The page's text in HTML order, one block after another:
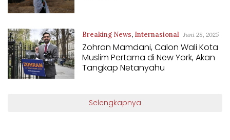
Breaking News, Internasional Juni 28, 2025
Zohran Mamdani, Calon Wali Kota
Muslim Pertama di New York, Akan
Tangkap Netanyahu
Selengkapnya